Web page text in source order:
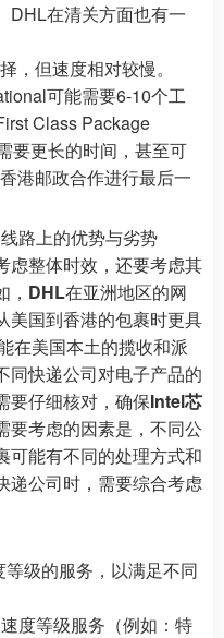
DHL在清关方面也有一
，但速度相对较慢。
可能需要6-10个工
Class Package
要更长的时间，甚至可
港邮政合作进行最后一
路上的优势与劣势
虑整体时效，还要考虑其
DHL在亚洲地区的网
美国到香港的包裹时更具
在美国本土的揽收和派
同快递公司对电子产品的
要仔细核对，确保Intel芯
要考虑的因素是，不同公
可能有不同的处理方式和
递公司时，需要综合考虑
级的服务，以满足不同
度等级服务（例如：特